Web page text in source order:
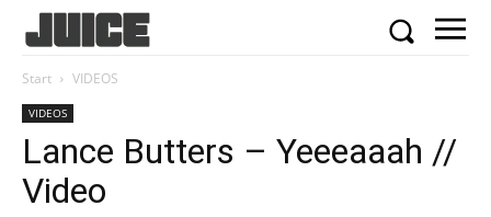
Start VIDEOS
VIDEOS
Lance Butters – Yeeeaaah //
Video